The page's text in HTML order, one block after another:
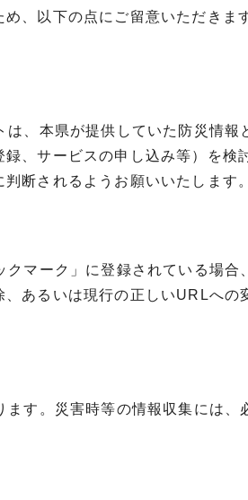
、以下の点にご留意いただきま
、本県が提供していた防災情報
、サービスの申し込み等）を検
断されるようお願いいたします。
マーク」に登録されている場合
あるいは現行の正しいURLへの
す。災害時等の情報収集には、